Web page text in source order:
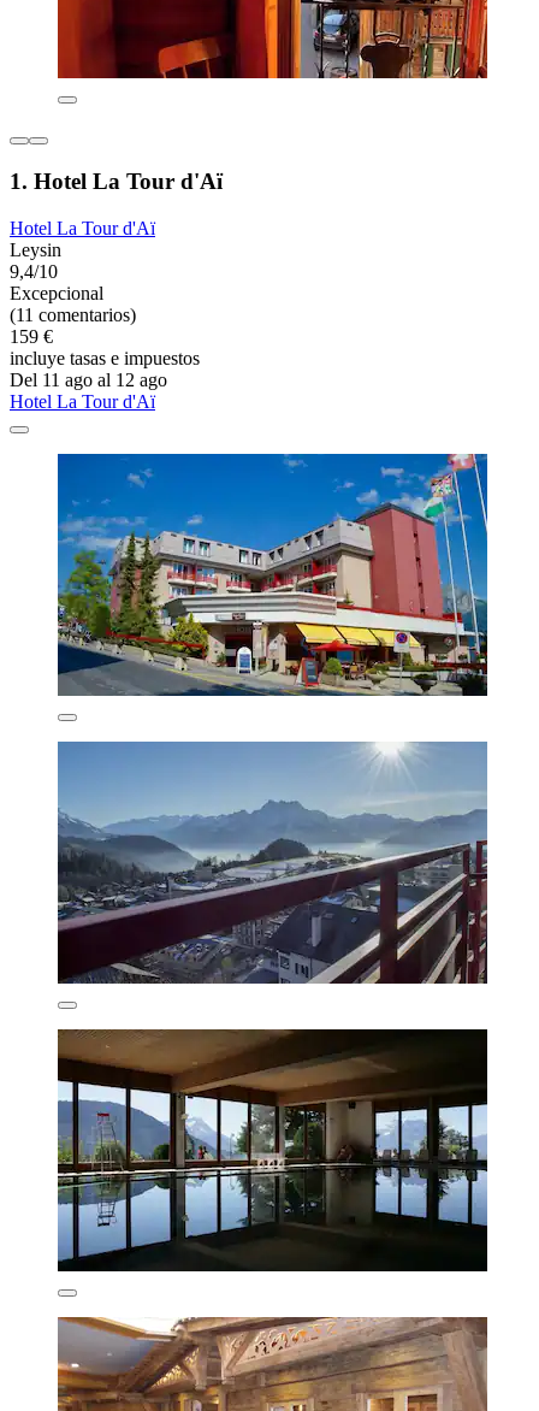
1. Hotel La Tour d'Aï
Hotel La Tour d'Aï
Leysin
9,4/10
Excepcional
(11 comentarios)
159 €
incluye tasas e impuestos
Del 11 ago al 12 ago
Hotel La Tour d'Aï